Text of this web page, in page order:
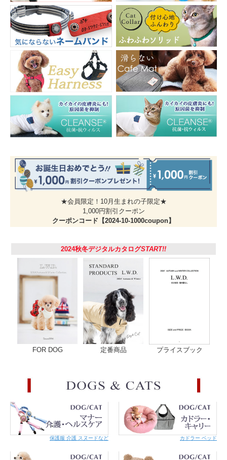
ブルー・ピンク・ブラック・レッドの４色展開。小さなワンちゃんにもお使い
いただけるようサイズはXS・Sサイズの２サイズをご用意しています。綿１０
０％の生地は摩擦が少なく肌にやさしい素材です。お気に入りの色を沢山揃え
てくださいね☆
肌に優しい、柔らかな感触を「犬と生活」は大切に思います。だからコットン
100％生地を使用しました。あたりが柔らかく静電気や摩擦が起きにくいの
で、飼い主さんの手にもワンちゃんの皮膚や被毛にも優しい素材です。
もちろん、欠点もあります。コットンは水分を含みやすく、濡れると乾きにく
いため、雨の日のお散歩にはナイロンの犬具をお使いください。
お散歩の途中で、「ちょっとワンちゃんを繋ぎ止めたい。」そんな時に便利な
を短くしておきたいシーンや車のシートなど太い物につなぎたい時に便利な持
ち手です。
＊長時間の繋留にはご使用しないでください。また、繋いだその場を離れると
トラブルや事故の原因となりますので目の届く範囲でご使用ください。
肌に優しいコットン100％
静電気や摩擦が起きにくいので、飼い主さんの手にもワンちゃんの皮膚や被毛
にも優しい素材です。 アレルギーなど皮膚の弱いワンちゃんには特におすす
度が強く、ほつれにくいのが特徴です。犬と生活の犬具は強度保持のために接
続部分はカンヌキです。
★会員限定！10月生まれの子限定★
1,000円割引クーポン
クーポンコード【2024-10-1000coupon】
2024秋冬デジタルカタログSTART!!
FOR DOG 定番商品 プライスブック
保護服 介護 スヌードなど カドラー ベッド